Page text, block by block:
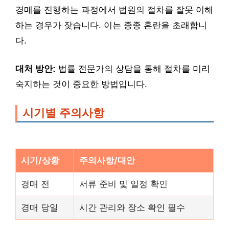
경매를 진행하는 과정에서 법원의 절차를 잘못 이해
하는 경우가 잦습니다. 이는 종종 혼란을 초래합니
다.
대처 방안: 법률 전문가의 상담을 통해 절차를 미리
숙지하는 것이 중요한 방법입니다.
시기별 주의사항
시기/상황 주의사항/대안
경매 전 서류 준비 및 일정 확인
경매 당일 시간 관리와 장소 확인 필수